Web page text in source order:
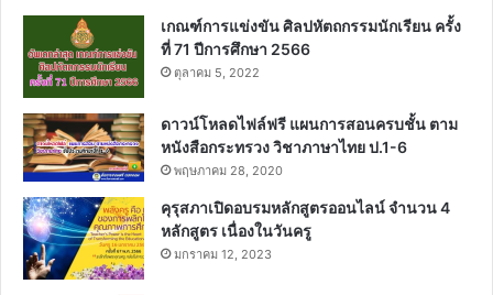
เกณฑ์การแข่งขัน ศิลปหัตถกรรมนักเรียน ครั้ง
ที่ 71 ปีการศึกษา 2566
ตุลาคม 5, 2022
ดาวน์โหลดไฟล์ฟรี แผนการสอนครบชั้น ตาม
หนังสือกระทรวง วิชาภาษาไทย ป.1-6
พฤษภาคม 28, 2020
คุรุสภาเปิดอบรมหลักสูตรออนไลน์ จำนวน 4
หลักสูตร เนื่องในวันครู
มกราคม 12, 2023